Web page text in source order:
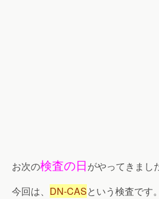
お次の検査の日がやってきまし
今回は、 DN-CASという検査です